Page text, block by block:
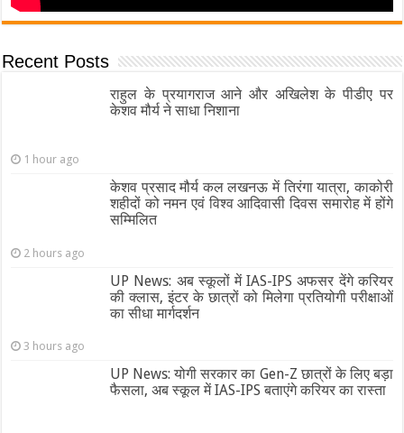
Recent Posts
राहुल के प्रयागराज आने और अखिलेश के पीडीए पर
केशव मौर्य ने साधा निशाना
1 hour ago
केशव प्रसाद मौर्य कल लखनऊ में तिरंगा यात्रा, काकोरी
शहीदों को नमन एवं विश्व आदिवासी दिवस समारोह में होंगे
सम्मिलित
2 hours ago
UP News: अब स्कूलों में IAS-IPS अफसर देंगे करियर
की क्लास, इंटर के छात्रों को मिलेगा प्रतियोगी परीक्षाओं
का सीधा मार्गदर्शन
3 hours ago
UP News: योगी सरकार का Gen-Z छात्रों के लिए बड़ा
फैसला, अब स्कूल में IAS-IPS बताएंगे करियर का रास्ता